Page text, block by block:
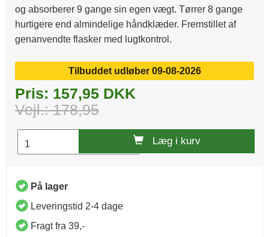
og absorberer 9 gange sin egen vægt. Tørrer 8 gange
hurtigere end almindelige håndklæder. Fremstillet af
genanvendte flasker med lugtkontrol.
Tilbuddet udløber 09-08-2026
Pris: 157,95 DKK
Vejl.: 178,95
Læg i kurv
På lager
Leveringstid 2-4 dage
Fragt fra 39,-